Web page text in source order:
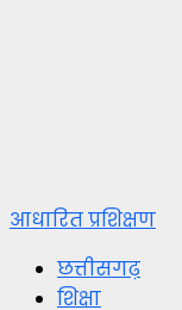
आधारित प्रशिक्षण
छत्तीसगढ़
शिक्षा